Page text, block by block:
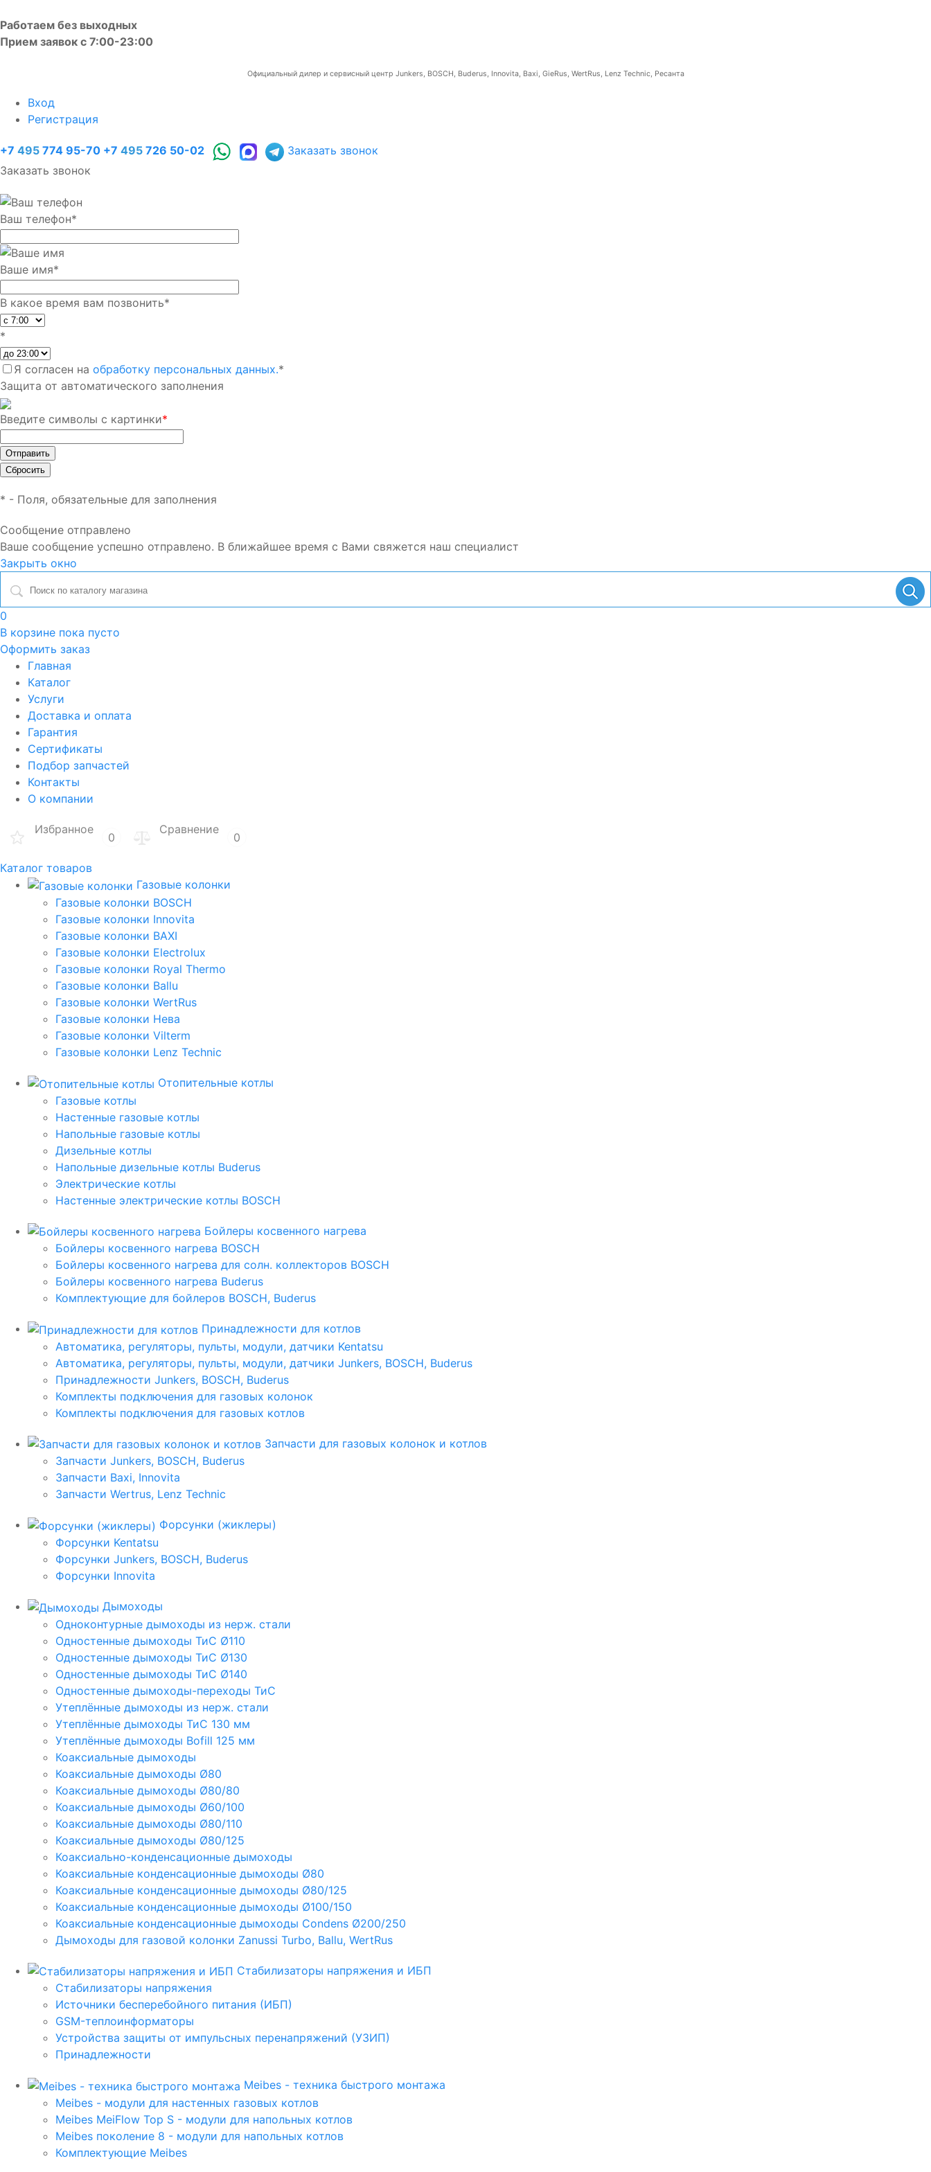
Работаем без выходных
Прием заявок с 7:00-23:00
Официальный дилер и сервисный центр Junkers, BOSCH, Buderus, Innovita, Baxi, GieRus, WertRus, Lenz Technic, Ресанта
Вход
Регистрация
+7 495 774 95-70 +7 495 726 50-02
Заказать звонок
Заказать звонок
Ваш телефон*
Ваше имя*
В какое время вам позвонить*
*
Я согласен на обработку персональных данных.*
Защита от автоматического заполнения
Введите символы с картинки*
* - Поля, обязательные для заполнения
Сообщение отправлено
Ваше сообщение успешно отправлено. В ближайшее время с Вами свяжется наш специалист
Закрыть окно
0
В корзине пока пусто
Оформить заказ
Главная
Каталог
Услуги
Доставка и оплата
Гарантия
Сертификаты
Подбор запчастей
Контакты
О компании
Избранное
0
Сравнение
0
Каталог товаров
Газовые колонки
Газовые колонки BOSCH
Газовые колонки Innovita
Газовые колонки BAXI
Газовые колонки Electrolux
Газовые колонки Royal Thermo
Газовые колонки Ballu
Газовые колонки WertRus
Газовые колонки Нева
Газовые колонки Vilterm
Газовые колонки Lenz Technic
Отопительные котлы
Газовые котлы
Настенные газовые котлы
Напольные газовые котлы
Дизельные котлы
Напольные дизельные котлы Buderus
Электрические котлы
Настенные электрические котлы BOSCH
Бойлеры косвенного нагрева
Бойлеры косвенного нагрева BOSCH
Бойлеры косвенного нагрева для солн. коллекторов BOSCH
Бойлеры косвенного нагрева Buderus
Комплектующие для бойлеров BOSCH, Buderus
Принадлежности для котлов
Автоматика, регуляторы, пульты, модули, датчики Kentatsu
Автоматика, регуляторы, пульты, модули, датчики Junkers, BOSCH, Buderus
Принадлежности Junkers, BOSCH, Buderus
Комплекты подключения для газовых колонок
Комплекты подключения для газовых котлов
Запчасти для газовых колонок и котлов
Запчасти Junkers, BOSCH, Buderus
Запчасти Baxi, Innovita
Запчасти Wertrus, Lenz Technic
Форсунки (жиклеры)
Форсунки Kentatsu
Форсунки Junkers, BOSCH, Buderus
Форсунки Innovita
Дымоходы
Одноконтурные дымоходы из нерж. стали
Одностенные дымоходы ТиС Ø110
Одностенные дымоходы ТиС Ø130
Одностенные дымоходы ТиС Ø140
Одностенные дымоходы-переходы ТиС
Утеплённые дымоходы из нерж. стали
Утеплённые дымоходы ТиС 130 мм
Утеплённые дымоходы Bofill 125 мм
Коаксиальные дымоходы
Коаксиальные дымоходы Ø80
Коаксиальные дымоходы Ø80/80
Коаксиальные дымоходы Ø60/100
Коаксиальные дымоходы Ø80/110
Коаксиальные дымоходы Ø80/125
Коаксиально-конденсационные дымоходы
Коаксиальные конденсационные дымоходы Ø80
Коаксиальные конденсационные дымоходы Ø80/125
Коаксиальные конденсационные дымоходы Ø100/150
Коаксиальные конденсационные дымоходы Condens Ø200/250
Дымоходы для газовой колонки Zanussi Turbo, Ballu, WertRus
Стабилизаторы напряжения и ИБП
Стабилизаторы напряжения
Источники бесперебойного питания (ИБП)
GSM-теплоинформаторы
Устройства защиты от импульсных перенапряжений (УЗИП)
Принадлежности
Meibes - техника быстрого монтажа
Meibes - модули для настенных газовых котлов
Meibes MeiFlow Top S - модули для напольных котлов
Meibes поколение 8 - модули для напольных котлов
Комплектующие Meibes